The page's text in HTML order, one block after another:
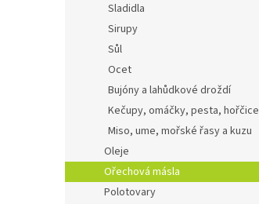
Sladidla
Sirupy
Sůl
Ocet
Bujóny a lahůdkové droždí
Kečupy, omáčky, pesta, hořčice
Miso, ume, mořské řasy a kuzu
Oleje
Ořechová másla
Polotovary